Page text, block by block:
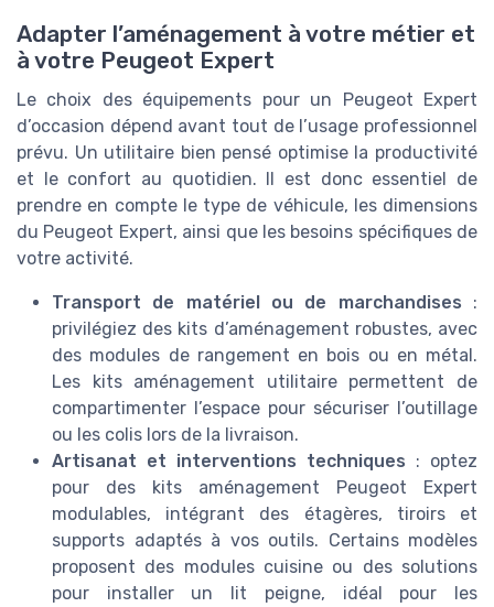
Adapter l’aménagement à votre métier et
à votre Peugeot Expert
Le choix des équipements pour un Peugeot Expert
d’occasion dépend avant tout de l’usage professionnel
prévu. Un utilitaire bien pensé optimise la productivité
et le confort au quotidien. Il est donc essentiel de
prendre en compte le type de véhicule, les dimensions
du Peugeot Expert, ainsi que les besoins spécifiques de
votre activité.
Transport de matériel ou de marchandises :
privilégiez des kits d’aménagement robustes, avec
des modules de rangement en bois ou en métal.
Les kits aménagement utilitaire permettent de
compartimenter l’espace pour sécuriser l’outillage
ou les colis lors de la livraison.
Artisanat et interventions techniques : optez
pour des kits aménagement Peugeot Expert
modulables, intégrant des étagères, tiroirs et
supports adaptés à vos outils. Certains modèles
proposent des modules cuisine ou des solutions
pour installer un lit peigne, idéal pour les